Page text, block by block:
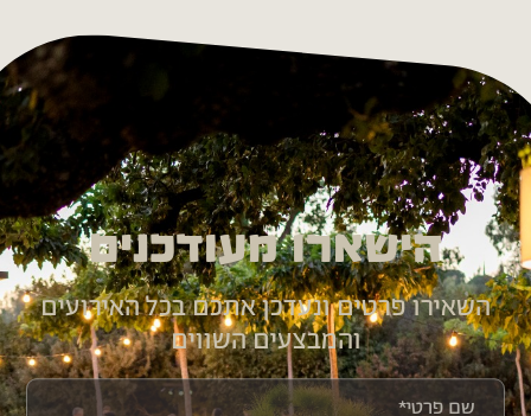
הישארו מעודכנים
השאירו פרטים ונעדכן אתכם בכל האירועים
והמבצעים השווים